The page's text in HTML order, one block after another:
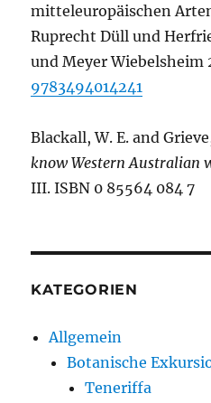
mitteleuropäischen
Ruprecht Düll und
und Meyer Wiebelsheim
9783494014241
Blackall, W. E. and
know Western Australian
III. ISBN 0 85564 084 7
KATEGORIEN
Allgemein
Botanische
Teneriffa